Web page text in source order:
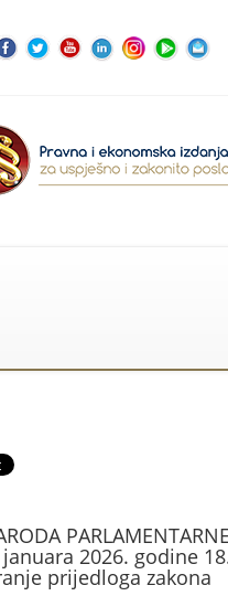
januara 2026. godine
prijedloga zakona